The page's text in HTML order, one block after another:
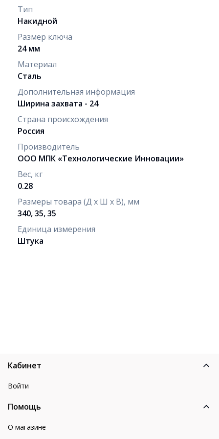
Тип
Накидной
Размер ключа
24 мм
Материал
Сталь
Дополнительная информация
Ширина захвата - 24
Страна происхождения
Россия
Производитель
ООО МПК «Технологические Инновации»
Вес, кг
0.28
Размеры товара (Д х Ш х В), мм
340, 35, 35
Единица измерения
Штука
Кабинет
Войти
Помощь
О магазине